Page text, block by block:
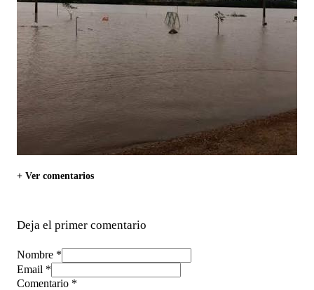
+ Ver comentarios
Deja el primer comentario
Nombre *
Email *
Comentario *